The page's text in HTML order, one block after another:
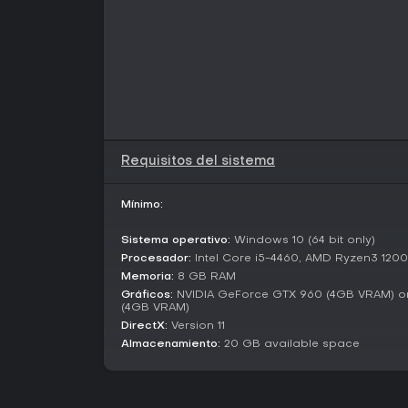
Requisitos del sistema
Mínimo:
Sistema operativo: Windows 10 (64 bit only)
Procesador: Intel Core i5-4460, AMD Ryzen3 1200
Memoria: 8 GB RAM
Gráficos: NVIDIA GeForce GTX 960 (4GB VRAM)
(4GB VRAM)
DirectX: Version 11
Almacenamiento: 20 GB available space